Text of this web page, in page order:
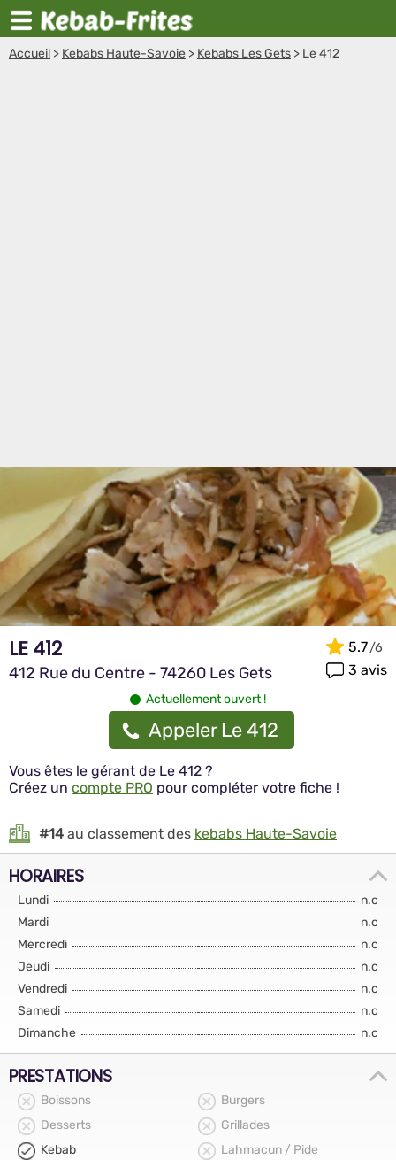
Accueil > Kebabs Haute-Savoie > Kebabs Les Gets > Le 412
LE 412
412 Rue du Centre - 74260 Les Gets
5.7
3 avis
Actuellement ouvert !
Appeler Le 412
Vous êtes le gérant de Le 412 ?
Créez un compte PRO pour compléter votre fiche !
#14 au classement des kebabs Haute-Savoie
HORAIRES
Lundi
n.c
Mardi
n.c
Mercredi
n.c
Jeudi
n.c
Vendredi
n.c
Samedi
n.c
Dimanche
n.c
PRESTATIONS
Boissons
Burgers
Desserts
Grillades
Kebab
Lahmacun / Pide